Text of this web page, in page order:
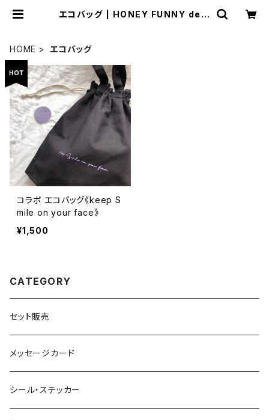
エコバッグ | HONEY FUNNY desi
HOME エコバッグ
コラボ エコバッグ《keep S
mile on your face》
¥1,500
CATEGORY
セット販売
メッセージカード
シール・ステッカー